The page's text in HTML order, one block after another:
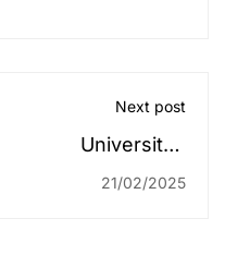
Next post
Universiteit
Leiden/KITLV-
21/02/2025